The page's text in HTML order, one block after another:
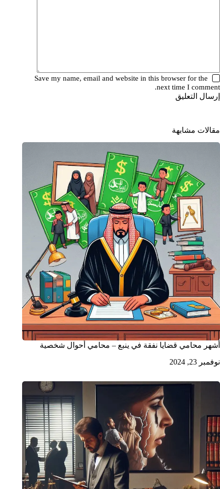
Save my name, email and website in this browser for the
next time I comment.
إرسال التعليق
مقالات مشابهة
أشهر محامي قضايا نفقة في ينبع – محامي أحوال شخصية
نوفمبر 23, 2024